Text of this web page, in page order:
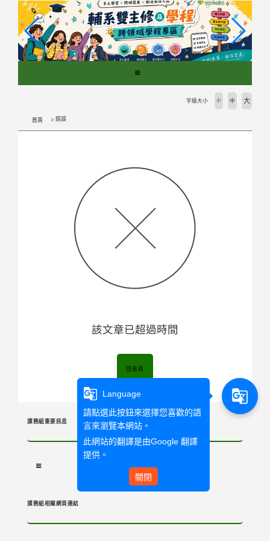
首頁 錯誤
字級大小 小 中 大
該文章已超過時間
回首頁
課務組重要訊息
課務組相關網頁連結
g_translate
Language
請點選此按鈕來選擇您喜歡的語
言來瀏覽本網站。
此網站的翻譯是由Google 翻譯
提供。
關閉
g_translate